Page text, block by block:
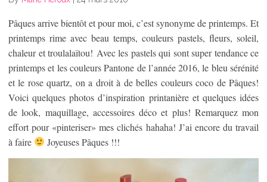
Pâques arrive bientôt et pour moi, c’est synonyme de printemps. Et
printemps rime avec beau temps, couleurs pastels, fleurs, soleil,
chaleur et troulalaïtou! Avec les pastels qui sont super tendance ce
printemps et les couleurs Pantone de l’année 2016, le bleu sérénité
et le rose quartz, on a droit à de belles couleurs coco de Pâques!
Voici quelques photos d’inspiration printanière et quelques idées
de look, maquillage, accessoires déco et plus! Remarquez mon
effort pour «pinteriser» mes clichés hahaha! J’ai encore du travail
à faire
Joyeuses Pâques !!!